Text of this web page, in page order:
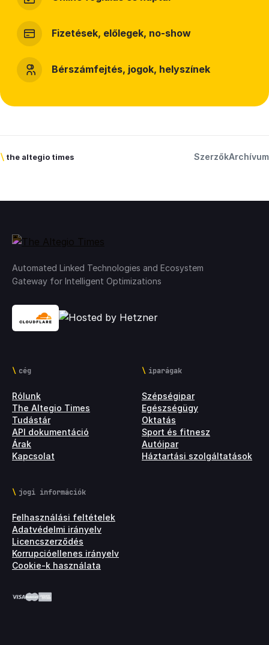
Fizetések, előlegek, no-show
Bérszámfejtés, jogok, helyszínek
\ the altegio times SzerzőkArchívum
Automated Linked Technologies and Ecosystem
Gateway for Intelligent Optimizations
cég
Rólunk
The Altegio Times
Tudástár
API dokumentáció
Árak
Kapcsolat
iparágak
Szépségipar
Egészségügy
Oktatás
Sport és fitnesz
Autóipar
Háztartási szolgáltatások
jogi információk
Felhasználási feltételek
Adatvédelmi irányelv
Licencszerződés
Korrupcióellenes irányelv
Cookie-k használata